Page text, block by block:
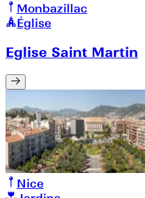
Monbazillac
Église
Eglise Saint Martin
Nice